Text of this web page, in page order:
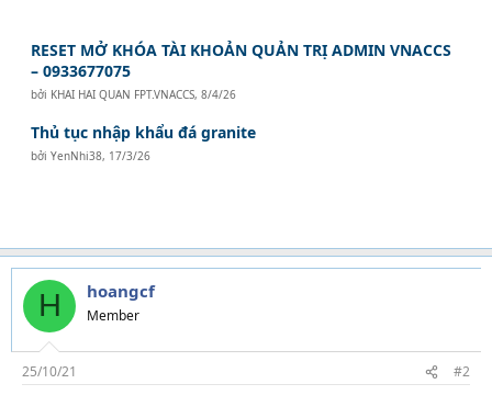
RESET MỞ KHÓA TÀI KHOẢN QUẢN TRỊ ADMIN VNACCS
– 0933677075
bởi KHAI HAI QUAN FPT.VNACCS,8/4/26
Thủ tục nhập khẩu đá granite
bởiYenNhi38, 17/3/26
H hoangcf
Member
25/10/21 #2